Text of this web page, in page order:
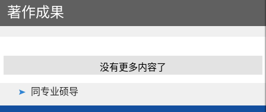
著作成果
没有更多内容了
同专业硕导